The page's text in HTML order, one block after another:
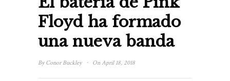
Floyd ha formado
una nueva banda
ByConor Buckley · On April 18, 2018